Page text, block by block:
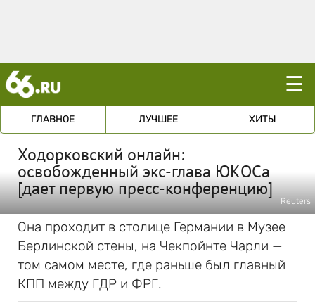
☰
ГЛАВНОЕ ЛУЧШЕЕ ХИТЫ
Ходорковский онлайн:
освобожденный экс-глава ЮКОСа
[дает первую пресс-конференцию]
Reuters
Она проходит в столице Германии в Музее
Берлинской стены, на Чекпойнте Чарли —
том самом месте, где раньше был главный
КПП между ГДР и ФРГ.